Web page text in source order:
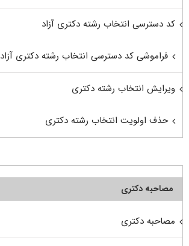
کد دسترسی انتخاب رشته دکتری آزاد
فراموشی کد دسترسی انتخاب رشته دکتری آزاد
ویرایش انتخاب رشته دکتری
حذف اولویت انتخاب رشته دکتری
مصاحبه دکتری
مصاحبه دکتری